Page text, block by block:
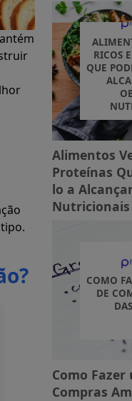
RICOS
QUE
Alimentos
Proteínas
lo a
Nutricionais
COMO
DE
Como
Compras